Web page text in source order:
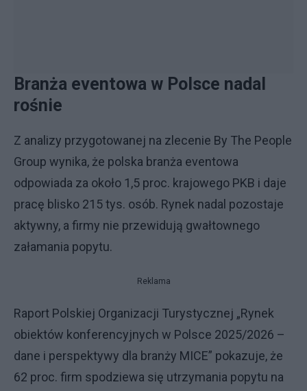
Branża eventowa w Polsce nadal
rośnie
Z analizy przygotowanej na zlecenie By The People
Group wynika, że polska branża eventowa
odpowiada za około 1,5 proc. krajowego PKB i daje
pracę blisko 215 tys. osób. Rynek nadal pozostaje
aktywny, a firmy nie przewidują gwałtownego
załamania popytu.
Reklama
Raport Polskiej Organizacji Turystycznej „Rynek
obiektów konferencyjnych w Polsce 2025/2026 –
dane i perspektywy dla branży MICE” pokazuje, że
62 proc. firm spodziewa się utrzymania popytu na